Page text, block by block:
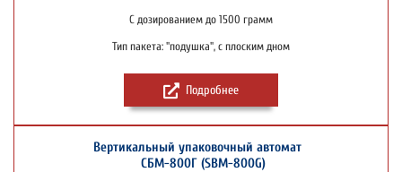
С дозированием до 1500 грамм
Тип пакета: "подушка", с плоским дном
Подробнее
Вертикальный упаковочный автомат
СБМ-800Г (SBM-800G)